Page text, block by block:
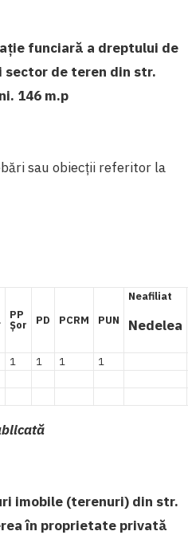
funciară a dreptului de
sector de teren din str.
146 m.p
sau obiecții referitor la
PP
Șor PD PCRM PUN
Neafiliat
Nedelea
1 1 1
1
imobile (terenuri) din str.
în proprietate privată